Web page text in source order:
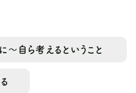
自ら考えるということ